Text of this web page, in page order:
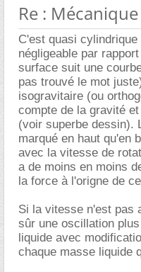
Re :
C'est quasi
négligeable par
surface suit une
pas trouvé le mot
isogravitaire (ou
compte de la gravité
(voir superbe dessin).
marqué en haut qu'en
avec la vitesse de
a de moins en moins
la force à l'origne de
Si la vitesse n'est pas
sûr une oscillation
liquide avec
chaque masse liquide